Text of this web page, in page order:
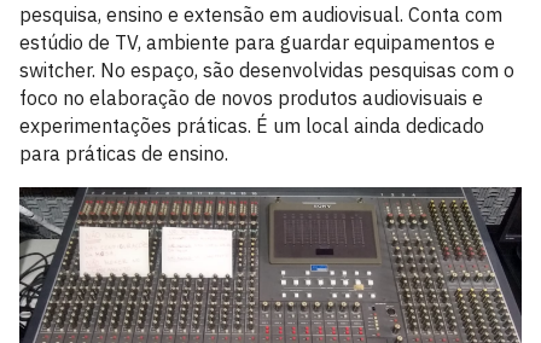
pesquisa, ensino e extensão em audiovisual. Conta com
estúdio de TV, ambiente para guardar equipamentos e
switcher. No espaço, são desenvolvidas pesquisas com o
foco no elaboração de novos produtos audiovisuais e
experimentações práticas. É um local ainda dedicado
para práticas de ensino.